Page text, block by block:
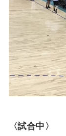
〈試合中〉